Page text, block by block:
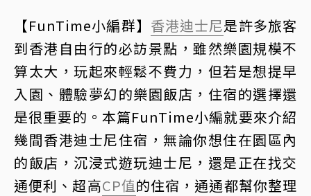
【FunTime小編群】 香港迪士尼是許多旅客
到香港自由行的必訪景點，雖然樂園規模不
算太大，玩起來輕鬆不費力，但若是想提早
入園、體驗夢幻的樂園飯店，住宿的選擇還
是很重要的。本篇FunTime小編就要來介紹
幾間香港迪士尼住宿，無論你想住在園區內
的飯店，沉浸式遊玩迪士尼，還是正在找交
通便利、超高CP值的住宿，通通都幫你整理